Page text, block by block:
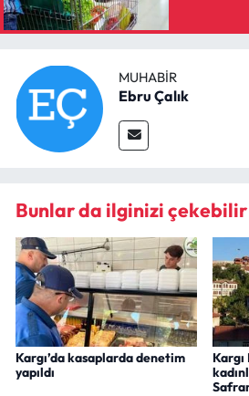
MUHABIR
Ebru Çalık
Bunlar da ilginizi çekebilir
Kargı’da kasaplarda denetim
yapıldı